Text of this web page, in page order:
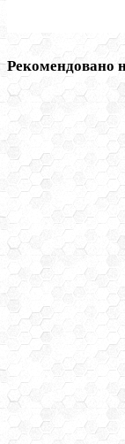
Рекомендовано